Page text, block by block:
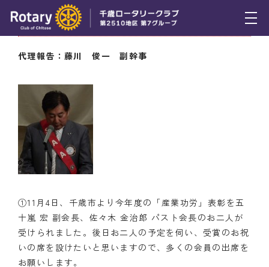
トピックス
活動報告
理事会報告
スケジュール
木曜会
組織図
クラブのあゆみ
11月6日（木） 幹事報告
代理報告：藤川 俊一 副幹事
①11月4日、千歳市より今年度の「産業功労」表彰を五
十嵐 宏 副会長、佐々木 金治郎 パスト会長のお二人が
受けられました。後日お二人の予定を伺い、受賞のお祝
いの席を設けたいと思いますので、多くの会員の出席を
お願いします。